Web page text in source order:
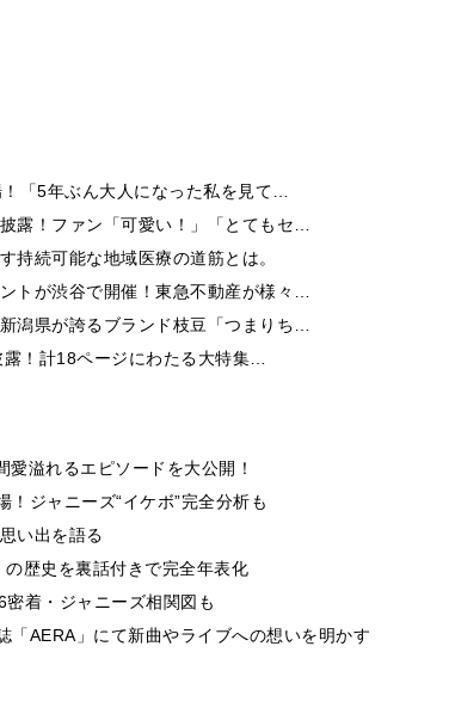
「5年ぶん大人になった私を見て…
露！ファン「可愛い！」「とてもセ…
持続可能な地域医療の道筋とは。
トが渋谷で開催！東急不動産が様々…
潟県が誇るブランド枝豆「つまりち…
！計18ページにわたる大特集…
溢れるエピソードを大公開！
ジャニーズ“イケボ”完全分析も
い出を語る
歴史を裏話付きで完全年表化
着・ジャニーズ相関図も
「AERA」にて新曲やライブへの想いを明かす